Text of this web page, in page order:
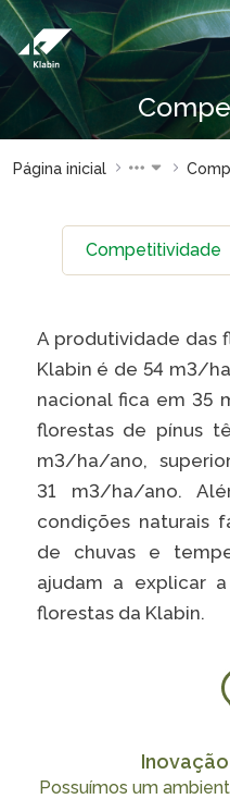
Pular para o Conteúdo
Página inicial
A produtividade das
Klabin é de 54 m3/
nacional fica em 35
florestas de pínus
m3/ha/ano,
31 m3/ha/ano.
condições naturais
de chuvas e
ajudam a explicar
florestas da Klabin.
Possuímos um